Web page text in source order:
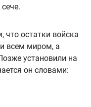
что остатки войска
всем миром, а
установили на
он словами: